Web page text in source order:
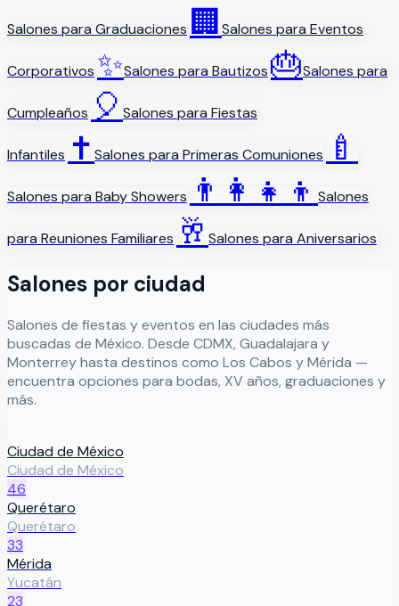
Salones para Graduaciones 🏢Salones para Eventos
Corporativos ✨Salones para Bautizos🎂Salones para
Cumpleaños 🎈 Salones para Fiestas
Infantiles ✝️ Salones para Primeras Comuniones 🍼
Salones para Baby Showers 👨‍👩‍👧‍👦 Salones
para Reuniones Familiares 🥂 Salones para Aniversarios
Salones por ciudad
Salones de fiestas y eventos en las ciudades más
buscadas de México. Desde CDMX, Guadalajara y
Monterrey hasta destinos como Los Cabos y Mérida —
encuentra opciones para bodas, XV años, graduaciones y
más.
Ciudad de México
Ciudad de México
46
Querétaro
Querétaro
33
Mérida
Yucatán
23